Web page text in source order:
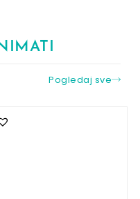
Pogledaj sve